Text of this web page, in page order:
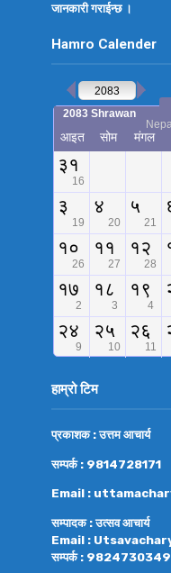
जानकारी गराईन्छ ।
Hamro Calender
हाम्रो टिम
प्रकाशक : उत्तम आचार्य
सम्पर्क : 9814728171
Email :
सम्पादक : उत्सव आचार्य
Email :
सम्पर्क : 9824730349